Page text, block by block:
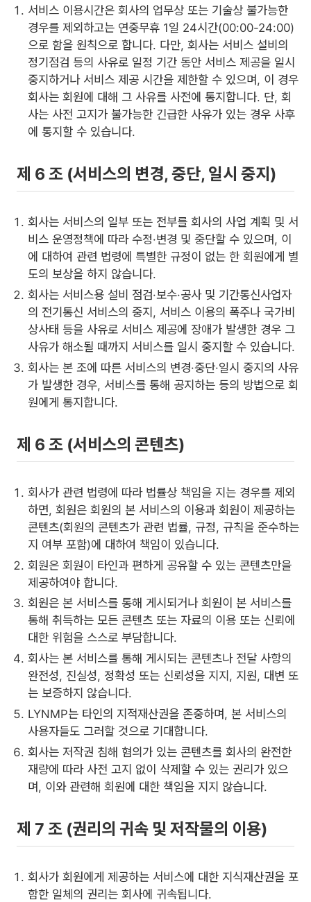
서비스 이용시간은 회사의 업무상 또는 기술상 불가능한
경우를 제외하고는 연중무휴 1일 24시간(00:00-24:00)
으로 함을 원칙으로 합니다. 다만, 회사는 서비스 설비의
정기점검 등의 사유로 일정 기간 동안 서비스 제공을 일시
중지하거나 서비스 제공 시간을 제한할 수 있으며, 이 경우
회사는 회원에 대해 그 사유를 사전에 통지합니다. 단, 회
사는 사전 고지가 불가능한 긴급한 사유가 있는 경우 사후
에 통지할 수 있습니다.
제 6 조 (서비스의 변경, 중단, 일시 중지)
회사는 서비스의 일부 또는 전부를 회사의 사업 계획 및 서
비스 운영정책에 따라 수정·변경 및 중단할 수 있으며, 이
에 대하여 관련 법령에 특별한 규정이 없는 한 회원에게 별
도의 보상을 하지 않습니다.
회사는 서비스용 설비 점검·보수·공사 및 기간통신사업자
의 전기통신 서비스의 중지, 서비스 이용의 폭주나 국가비
상사태 등을 사유로 서비스 제공에 장애가 발생한 경우 그
사유가 해소될 때까지 서비스를 일시 중지할 수 있습니다.
회사는 본 조에 따른 서비스의 변경·중단·일시 중지의 사유
가 발생한 경우, 서비스를 통해 공지하는 등의 방법으로 회
원에게 통지합니다.
제 6 조 (서비스의 콘텐츠)
회사가 관련 법령에 따라 법률상 책임을 지는 경우를 제외
하면, 회원은 회원의 본 서비스의 이용과 회원이 제공하는
콘텐츠(회원의 콘텐츠가 관련 법률, 규정, 규칙을 준수하는
지 여부 포함)에 대하여 책임이 있습니다.
회원은 회원이 타인과 편하게 공유할 수 있는 콘텐츠만을
제공하여야 합니다.
회원은 본 서비스를 통해 게시되거나 회원이 본 서비스를
통해 취득하는 모든 콘텐츠 또는 자료의 이용 또는 신뢰에
대한 위험을 스스로 부담합니다.
회사는 본 서비스를 통해 게시되는 콘텐츠나 전달 사항의
완전성, 진실성, 정확성 또는 신뢰성을 지지, 지원, 대변 또
는 보증하지 않습니다.
LYNMP는 타인의 지적재산권을 존중하며, 본 서비스의
사용자들도 그러할 것으로 기대합니다.
회사는 저작권 침해 혐의가 있는 콘텐츠를 회사의 완전한
재량에 따라 사전 고지 없이 삭제할 수 있는 권리가 있으
며, 이와 관련해 회원에 대한 책임을 지지 않습니다.
제 7 조 (권리의 귀속 및 저작물의 이용)
회사가 회원에게 제공하는 서비스에 대한 지식재산권을 포
함한 일체의 권리는 회사에 귀속됩니다.